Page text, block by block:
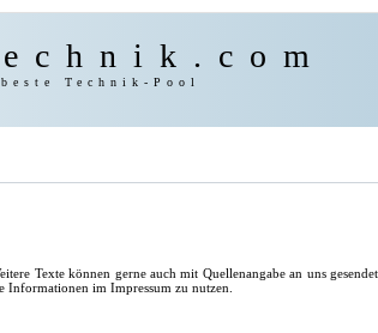
Technik-Pool
Texte können gerne auch mit Quellenangabe an uns
im Impressum zu nutzen.